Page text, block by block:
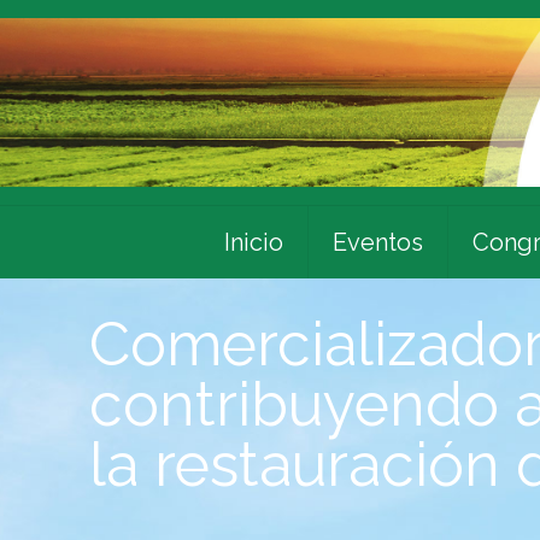
Inicio Eventos
contribuyendo
la restauración